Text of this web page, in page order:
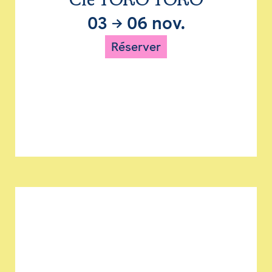
03 → 06 nov.
Réserver